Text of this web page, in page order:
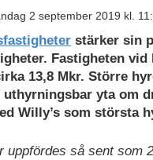
2 september 2019 kl.
stärker sin
Fastigheten
13,8 Mkr. Större
yta om
Willy’s som största
uppfördes så sent som